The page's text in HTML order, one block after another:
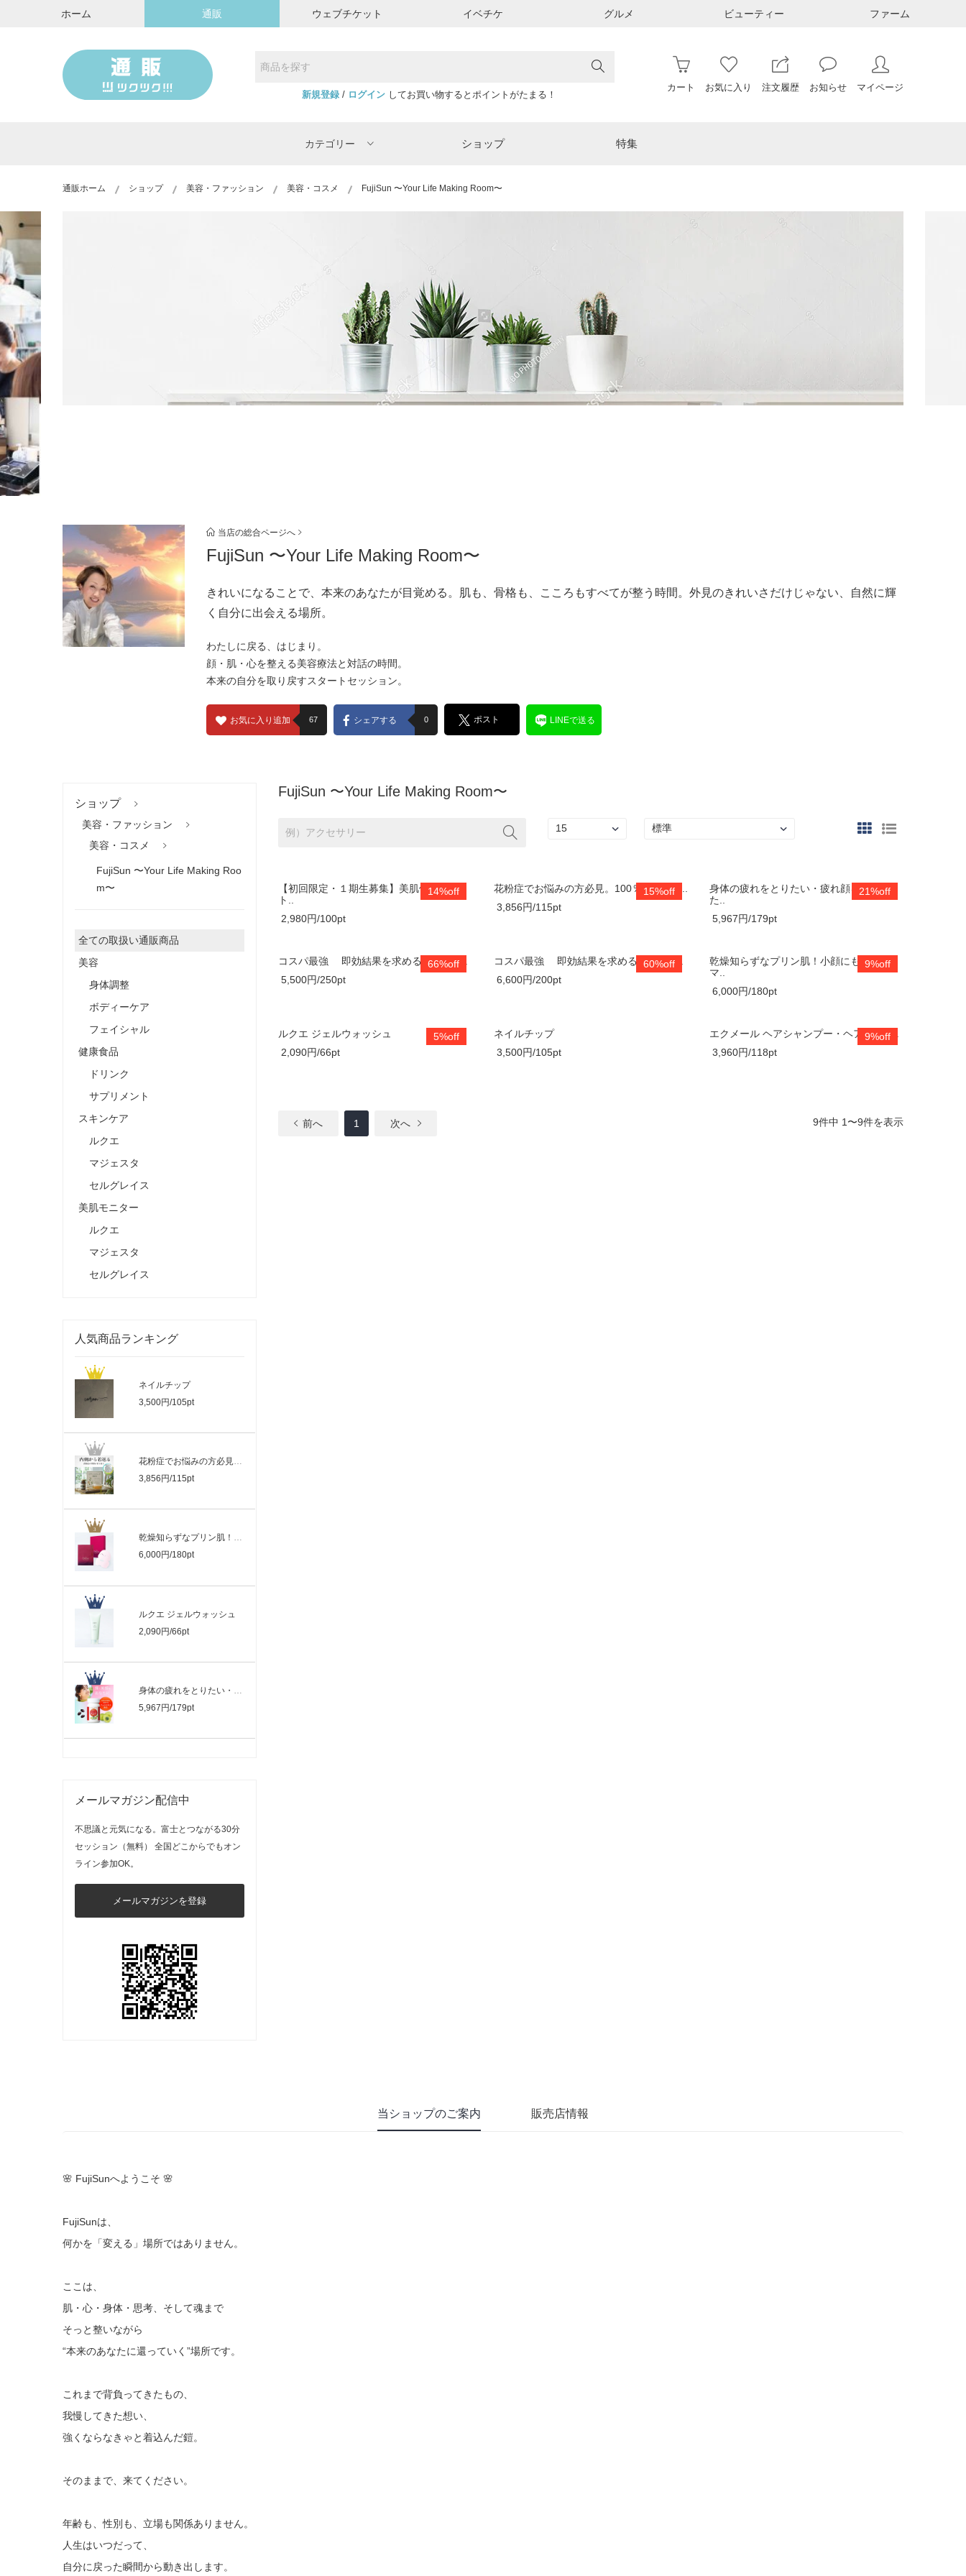
ホーム 通販 ウェブチケット イベチケ グルメ ビューティー ファーム
新規登録/ ログインしてお買い物するとポイントがたまる！
カート お気に入り 注文履歴 お知らせ マイページ
カテゴリー ショップ 特集
通販ホーム ショップ 美容・ファッション 美容・コスメ FujiSun 〜Your Life Making Room〜
当店の総合ページへ
FujiSun 〜Your Life Making Room〜
きれいになることで、本来のあなたが目覚める。肌も、骨格も、こころもすべてが整う時間。外見のきれいさだけじゃない、自然に輝
く自分に出会える場所。
わたしに戻る、はじまり。
顔・肌・心を整える美容療法と対話の時間。
本来の自分を取り戻すスタートセッション。
お気に入り追加 67 シェアする 0 ポスト LINEで送る
ショップ
美容・ファッション
美容・コスメ
FujiSun 〜Your Life Making Roo
m〜
全ての取扱い通販商品
美容
身体調整
ボディーケア
フェイシャル
健康食品
ドリンク
サプリメント
スキンケア
ルクエ
マジェスタ
セルグレイス
美肌モニター
ルクエ
マジェスタ
セルグレイス
人気商品ランキング
ネイルチップ
3,500円/105pt
花粉症でお悩みの方必見。100％沖縄県産..
3,856円/115pt
乾燥知らずなプリン肌！小顔にもなる マ..
6,000円/180pt
ルクエ ジェルウォッシュ
2,090円/66pt
身体の疲れをとりたい・疲れ顔を解消した..
5,967円/179pt
メールマガジン配信中
不思議と元気になる。富士とつながる30分
セッション（無料） 全国どこからでもオン
ライン参加OK。
メールマガジンを登録
FujiSun 〜Your Life Making Room〜
14%off
【初回限定・１期生募集】美肌体験セッ
ト..
2,980円/100pt
15%off
花粉症でお悩みの方必見。100％沖縄県産..
3,856円/115pt
21%off
身体の疲れをとりたい・疲れ顔を解消し
た..
5,967円/179pt
66%off
コスパ最強 即効結果を求める方 美肌..
5,500円/250pt
60%off
コスパ最強 即効結果を求める方 美肌..
6,600円/200pt
9%off
乾燥知らずなプリン肌！小顔にもなる
マ..
6,000円/180pt
5%off
ルクエ ジェルウォッシュ
2,090円/66pt
ネイルチップ
3,500円/105pt
9%off
エクメール ヘアシャンプー・ヘアコンデ..
3,960円/118pt
前へ 1 次へ 9件中 1〜9件を表示
当ショップのご案内 販売店情報
🌸 FujiSunへようこそ 🌸
FujiSunは、
何かを「変える」場所ではありません。
ここは、
肌・心・身体・思考、そして魂まで
そっと整いながら
“本来のあなたに還っていく”場所です。
これまで背負ってきたもの、
我慢してきた想い、
強くならなきゃと着込んだ鎧。
そのままで、来てください。
年齢も、性別も、立場も関係ありません。
人生はいつだって、
自分に戻った瞬間から動き出します。